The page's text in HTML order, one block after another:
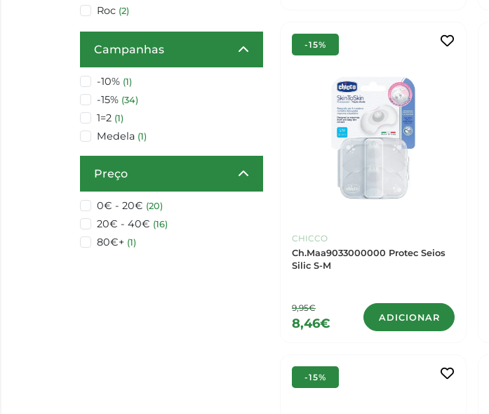
Roc (2)
Campanhas
-10% (1)
-15% (34)
1=2 (1)
Medela (1)
Preço
0€ - 20€ (20)
20€ - 40€ (16)
80€+ (1)
-15%
CHICCO
Ch.Maa9033000000 Protec Seios
Silic S-M
9,95€
8,46€ ADICIONAR
-15%